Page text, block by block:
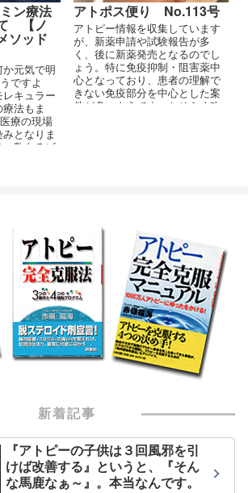
ン療法
【ノ
ソッド
元気で明
ですよ
キュラー
法もま
療の現場
となりま
、数あるビ
アトポス便り No.113号
アトピー情報を収集しています
が、新薬申請や試験報告が多
く、後に新薬発売となるのでし
ょう。特に免疫抑制・阻害薬中
心となっており、患者の理解で
きない免疫部分を中心とした案
件が多いようです。おそらく改
新着記事
『アトピーの子供は３回風邪を引
けば改善する』というと、『そん
な馬鹿なぁ～』。本当なんです。